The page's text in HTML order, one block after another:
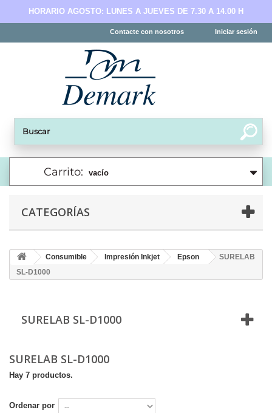
HORARIO AGOSTO: LUNES A JUEVES DE 7.30 A 14.00 H
Iniciar sesión
Contacte con nosotros
Carrito: vacío
CATEGORÍAS
Consumible Impresión Inkjet Epson
SURELAB
SL-D1000
SURELAB SL-D1000
SURELAB SL-D1000
Hay 7 productos.
Ordenar por